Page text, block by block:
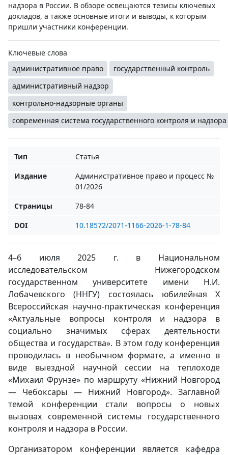
надзора в России. В обзоре освещаются тезисы ключевых
докладов, а также основные итоги и выводы, к которым
пришли участники конференции.
Ключевые слова
административное право
государственный контроль
административный надзор
контрольно-надзорные органы
современная система государственного контроля и надзора
Тип
Статья
Издание
Административное право и процесс №
01/2026
Страницы
78-84
DOI
10.18572/2071-1166-2026-1-78-84
4–6 июля 2025 г. в Национальном
исследовательском Нижегородском
государственном университете имени Н.И.
Лобачевского (ННГУ) состоялась юбилейная X
Всероссийская научно-практическая конференция
«Актуальные вопросы контроля и надзора в
социально значимых сферах деятельности
общества и государства». В этом году конференция
проводилась в необычном формате, а именно в
виде выездной научной сессии на теплоходе
«Михаил Фрунзе» по маршруту «Нижний Новгород
— Чебоксары — Нижний Новгород». Заглавной
темой конференции стали вопросы о новых
вызовах современной системы государственного
контроля и надзора в России.
Организатором конференции является кафедра